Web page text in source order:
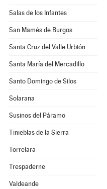
Salas de los Infantes
San Mamés de Burgos
Santa Cruz del Valle Urbión
Santa María del Mercadillo
Santo Domingo de Silos
Solarana
Susinos del Páramo
Tinieblas de la Sierra
Torrelara
Trespaderne
Valdeande